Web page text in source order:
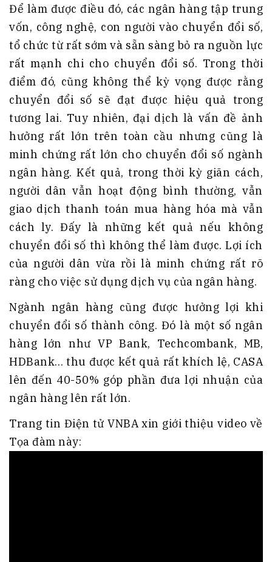
Để làm được điều đó, các ngân hàng tập trung
vốn, công nghệ, con người vào chuyển đổi số,
tổ chức từ rất sớm và sẵn sàng bỏ ra nguồn lực
rất mạnh chi cho chuyển đổi số. Trong thời
điểm đó, cũng không thể kỳ vọng được rằng
chuyển đổi số sẽ đạt được hiệu quả trong
tương lai. Tuy nhiên, đại dịch là vấn đề ảnh
hưởng rất lớn trên toàn cầu nhưng cũng là
minh chứng rất lớn cho chuyển đổi số ngành
ngân hàng. Kết quả, trong thời kỳ giãn cách,
người dân vẫn hoạt động bình thường, vẫn
giao dịch thanh toán mua hàng hóa mà vẫn
cách ly. Đấy là những kết quả nếu không
chuyển đổi số thì không thể làm được. Lợi ích
của người dân vừa rồi là minh chứng rất rõ
ràng cho việc sử dụng dịch vụ của ngân hàng.
Ngành ngân hàng cũng được hưởng lợi khi
chuyển đổi số thành công. Đó là một số ngân
hàng lớn như VP Bank, Techcombank, MB,
HDBank… thu được kết quả rất khích lệ, CASA
lên đến 40-50% góp phần đưa lợi nhuận của
ngân hàng lên rất lớn.
Trang tin Điện tử VNBA xin giới thiệu video về
Tọa đàm này: